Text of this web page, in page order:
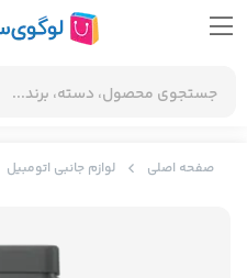
صفحه اصلی لوازم جانبی اتومبیل